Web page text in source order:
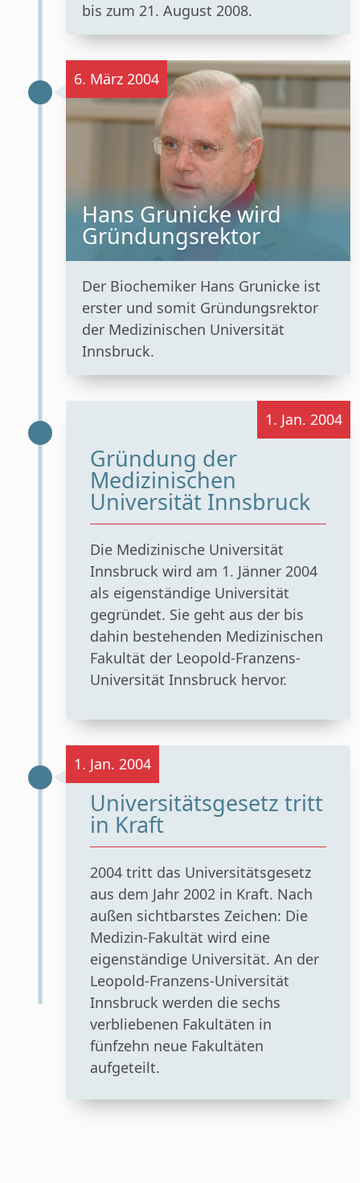
bis zum 21. August 2008.
Hans Grunicke wird
Gründungsrektor
6. März 2004
Der Biochemiker Hans Grunicke ist
erster und somit Gründungsrektor
der Medizinischen Universität
Innsbruck.
Gründung der
Medizinischen
Universität Innsbruck
1. Jan. 2004
Die Medizinische Universität
Innsbruck wird am 1. Jänner 2004
als eigenständige Universität
gegründet. Sie geht aus der bis
dahin bestehenden Medizinischen
Fakultät der Leopold-Franzens-
Universität Innsbruck hervor.
Universitätsgesetz tritt
in Kraft
1. Jan. 2004
2004 tritt das Universitätsgesetz
aus dem Jahr 2002 in Kraft. Nach
außen sichtbarstes Zeichen: Die
Medizin-Fakultät wird eine
eigenständige Universität. An der
Leopold-Franzens-Universität
Innsbruck werden die sechs
verbliebenen Fakultäten in
fünfzehn neue Fakultäten
aufgeteilt.